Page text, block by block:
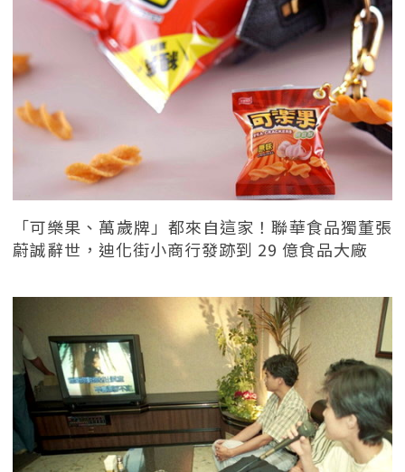
「可樂果、萬歲牌」都來自這家！聯華食品獨董張
蔚誠辭世，迪化街小商行發跡到 29 億食品大廠